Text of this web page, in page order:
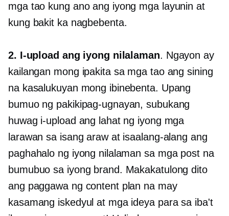
mga tao kung ano ang iyong mga layunin at
kung bakit ka nagbebenta.
2. I-upload ang iyong nilalaman. Ngayon ay
kailangan mong ipakita sa mga tao ang sining
na kasalukuyan mong ibinebenta. Upang
bumuo ng pakikipag-ugnayan, subukang
huwag i-upload ang lahat ng iyong mga
larawan sa isang araw at isaalang-alang ang
paghahalo ng iyong nilalaman sa mga post na
bumubuo sa iyong brand. Makakatulong dito
ang paggawa ng content plan na may
kasamang iskedyul at mga ideya para sa iba't